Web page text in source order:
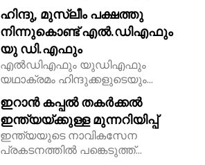
ഹിന്ദു, മുസ്ലീം പക്ഷത്തു
നിന്നുകൊണ്ട് എൽ.ഡിഎഫും
യു ഡി.എഫും
എൽഡിഎഫും യുഡിഎഫും
യഥാക്രമം ഹിന്ദുക്കളുടെയും...
ഇറാൻ കപ്പൽ തകർക്കൽ
ഇന്ത്യയ്ക്കുള്ള മുന്നറിയിപ്പ്
ഇന്ത്യയുടെ നാവികസേന
പ്രകടനത്തിൽ പങ്കെടുത്ത്...